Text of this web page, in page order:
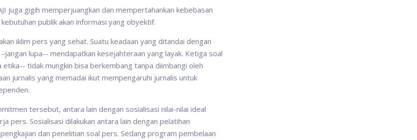
juga gigih memperjuangkan dan mempertahankan kebebasan
publik akan informasi yang obyektif.
iklim pers yang sehat. Suatu keadaan yang ditandai dengan
lupa-- mendapatkan kesejahteraan yang layak. Ketiga soal
tidak mungkin bisa berkembang tanpa diimbangi oleh
jurnalis yang memadai ikut mempengaruhi jurnalis untuk
tersebut, antara lain dengan sosialisasi nilai-nilai ideal
pers. Sosialisasi dilakukan antara lain dengan pelatihan
dan penelitian soal pers. Sedang program pembelaan